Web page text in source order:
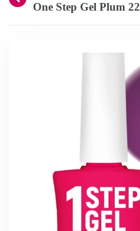
One Step Gel Plum 22